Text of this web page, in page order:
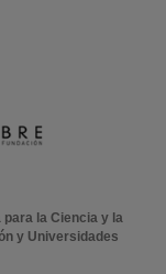
para la Ciencia y la
y Universidades